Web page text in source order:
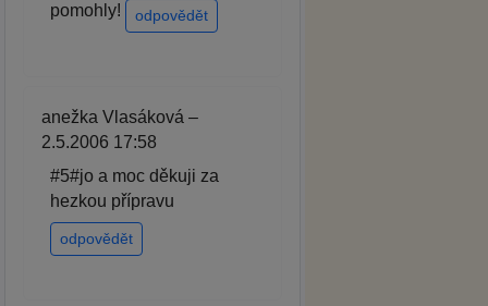
pomohly!
odpovědět
anežka Vlasáková –
2.5.2006 17:58
#5#jo a moc děkuji za
hezkou přípravu
odpovědět